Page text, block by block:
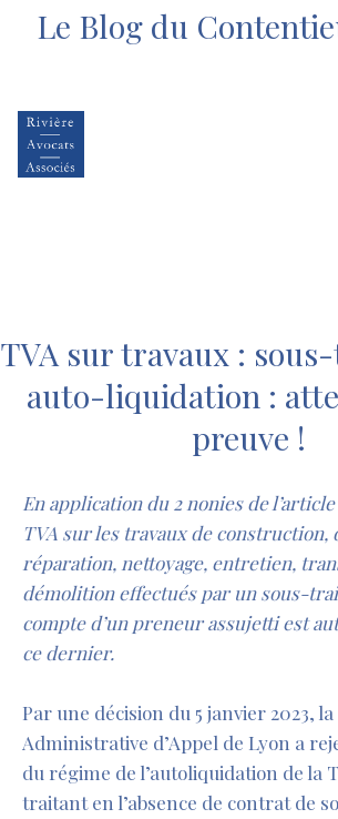
Le Blog du
TVA sur travaux :
auto-liquidation :
preuve !
En application du 2 nonies de l’article
TVA sur les travaux de construction,
réparation, nettoyage, entretien,
démolition effectués par un sous-
compte d’un preneur assujetti est
ce dernier.
Par une décision du 5 janvier 2023,
Administrative d’Appel de Lyon a
du régime de l’autoliquidation de la
traitant en l’absence de contrat de